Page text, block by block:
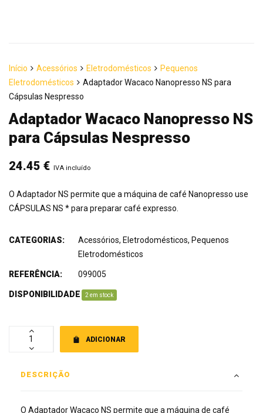
Início Acessórios Eletrodomésticos
Pequenos
Eletrodomésticos
Adaptador Wacaco Nanopresso NS para
Cápsulas Nespresso
Adaptador Wacaco Nanopresso NS
para Cápsulas Nespresso
24.45 € IVA incluído
O Adaptador NS permite que a máquina de café Nanopresso use
CÁPSULAS NS * para preparar café expresso.
ADICIONAR
CATEGORIAS: Acessórios, Eletrodomésticos, Pequenos
Eletrodomésticos
REFERÊNCIA: 099005
DISPONIBILIDADE: 2 em stock
DESCRIÇÃO
O Adaptador Wacaco NS permite que a máquina de café